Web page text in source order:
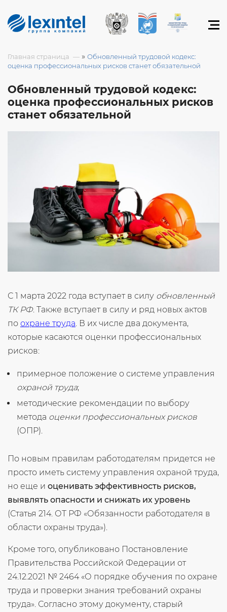
Главная страница » Обновленный трудовой кодекс:
оценка профессиональных рисков станет обязательной
Обновленный трудовой кодекс:
оценка профессиональных рисков
станет обязательной
С 1 марта 2022 года вступает в силу обновленный
ТК РФ. Также вступает в силу и ряд новых актов
по охране труда. В их числе два документа,
которые касаются оценки профессиональных
рисков:
примерное положение о системе управления
охраной труда;
методические рекомендации по выбору
метода оценки профессиональных рисков
(ОПР).
По новым правилам работодателям придется не
просто иметь систему управления охраной труда,
но еще и оценивать эффективность рисков,
выявлять опасности и снижать их уровень
(Статья 214. ОТ РФ «Обязанности работодателя в
области охраны труда»).
Кроме того, опубликовано Постановление
Правительства Российской Федерации от
24.12.2021 № 2464 «О порядке обучения по охране
труда и проверки знания требований охраны
труда». Согласно этому документу, старый